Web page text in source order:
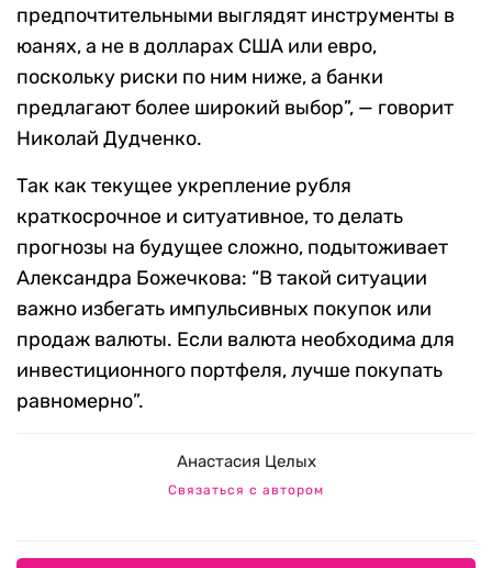
предпочтительными выглядят инструменты в
юанях, а не в долларах США или евро,
поскольку риски по ним ниже, а банки
предлагают более широкий выбор”, — говорит
Николай Дудченко.
Так как текущее укрепление рубля
краткосрочное и ситуативное, то делать
прогнозы на будущее сложно, подытоживает
Александра Божечкова: “В такой ситуации
важно избегать импульсивных покупок или
продаж валюты. Если валюта необходима для
инвестиционного портфеля, лучше покупать
равномерно”.
Анастасия Целых
Связаться с автором